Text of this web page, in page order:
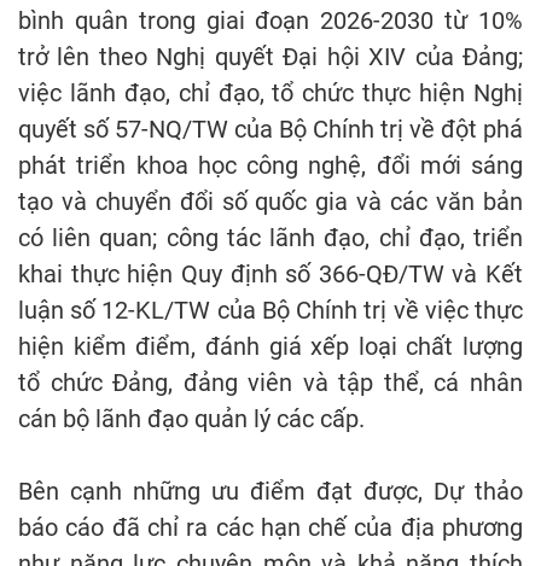
bình quân trong giai đoạn 2026-2030 từ 10%
trở lên theo Nghị quyết Đại hội XIV của Đảng;
việc lãnh đạo, chỉ đạo, tổ chức thực hiện Nghị
quyết số 57-NQ/TW của Bộ Chính trị về đột phá
phát triển khoa học công nghệ, đổi mới sáng
tạo và chuyển đổi số quốc gia và các văn bản
có liên quan; công tác lãnh đạo, chỉ đạo, triển
khai thực hiện Quy định số 366-QĐ/TW và Kết
luận số 12-KL/TW của Bộ Chính trị về việc thực
hiện kiểm điểm, đánh giá xếp loại chất lượng
tổ chức Đảng, đảng viên và tập thể, cá nhân
cán bộ lãnh đạo quản lý các cấp.
Bên cạnh những ưu điểm đạt được, Dự thảo
báo cáo đã chỉ ra các hạn chế của địa phương